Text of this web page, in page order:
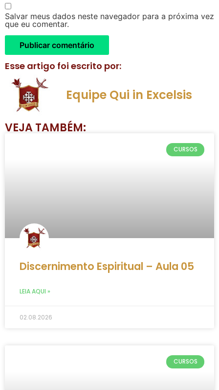
Salvar meus dados neste navegador para a próxima vez
que eu comentar.
Esse artigo foi escrito por:
Equipe Qui in Excelsis
VEJA TAMBÉM:
CURSOS
Discernimento Espiritual – Aula 05
LEIA AQUI »
02.08.2026
CURSOS